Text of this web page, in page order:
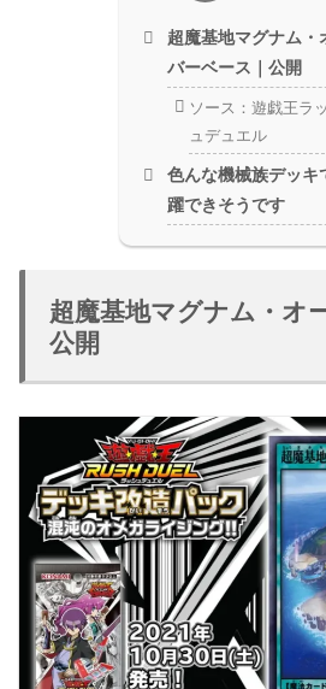
超魔基地マグナム・
バーベース｜公開
ソース：遊戯王ラ
ュデュエル
色んな機械族デッキ
躍できそうです
超魔基地マグナム・オ
公開